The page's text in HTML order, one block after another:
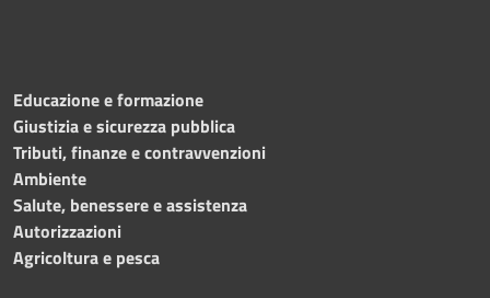
Educazione e formazione
Giustizia e sicurezza pubblica
Tributi, finanze e contravvenzioni
Ambiente
Salute, benessere e assistenza
Autorizzazioni
Agricoltura e pesca